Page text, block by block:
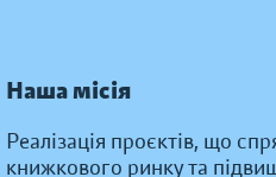
Наша місія
Реалізація проєктів, що
книжкового ринку та